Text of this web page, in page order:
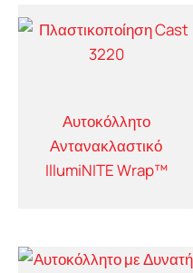
Αυτοκόλλητο
Αντανακλαστικό
IllumiNITE Wrap™